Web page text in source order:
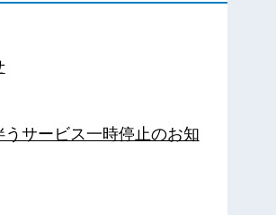
サービス一時停止のお知